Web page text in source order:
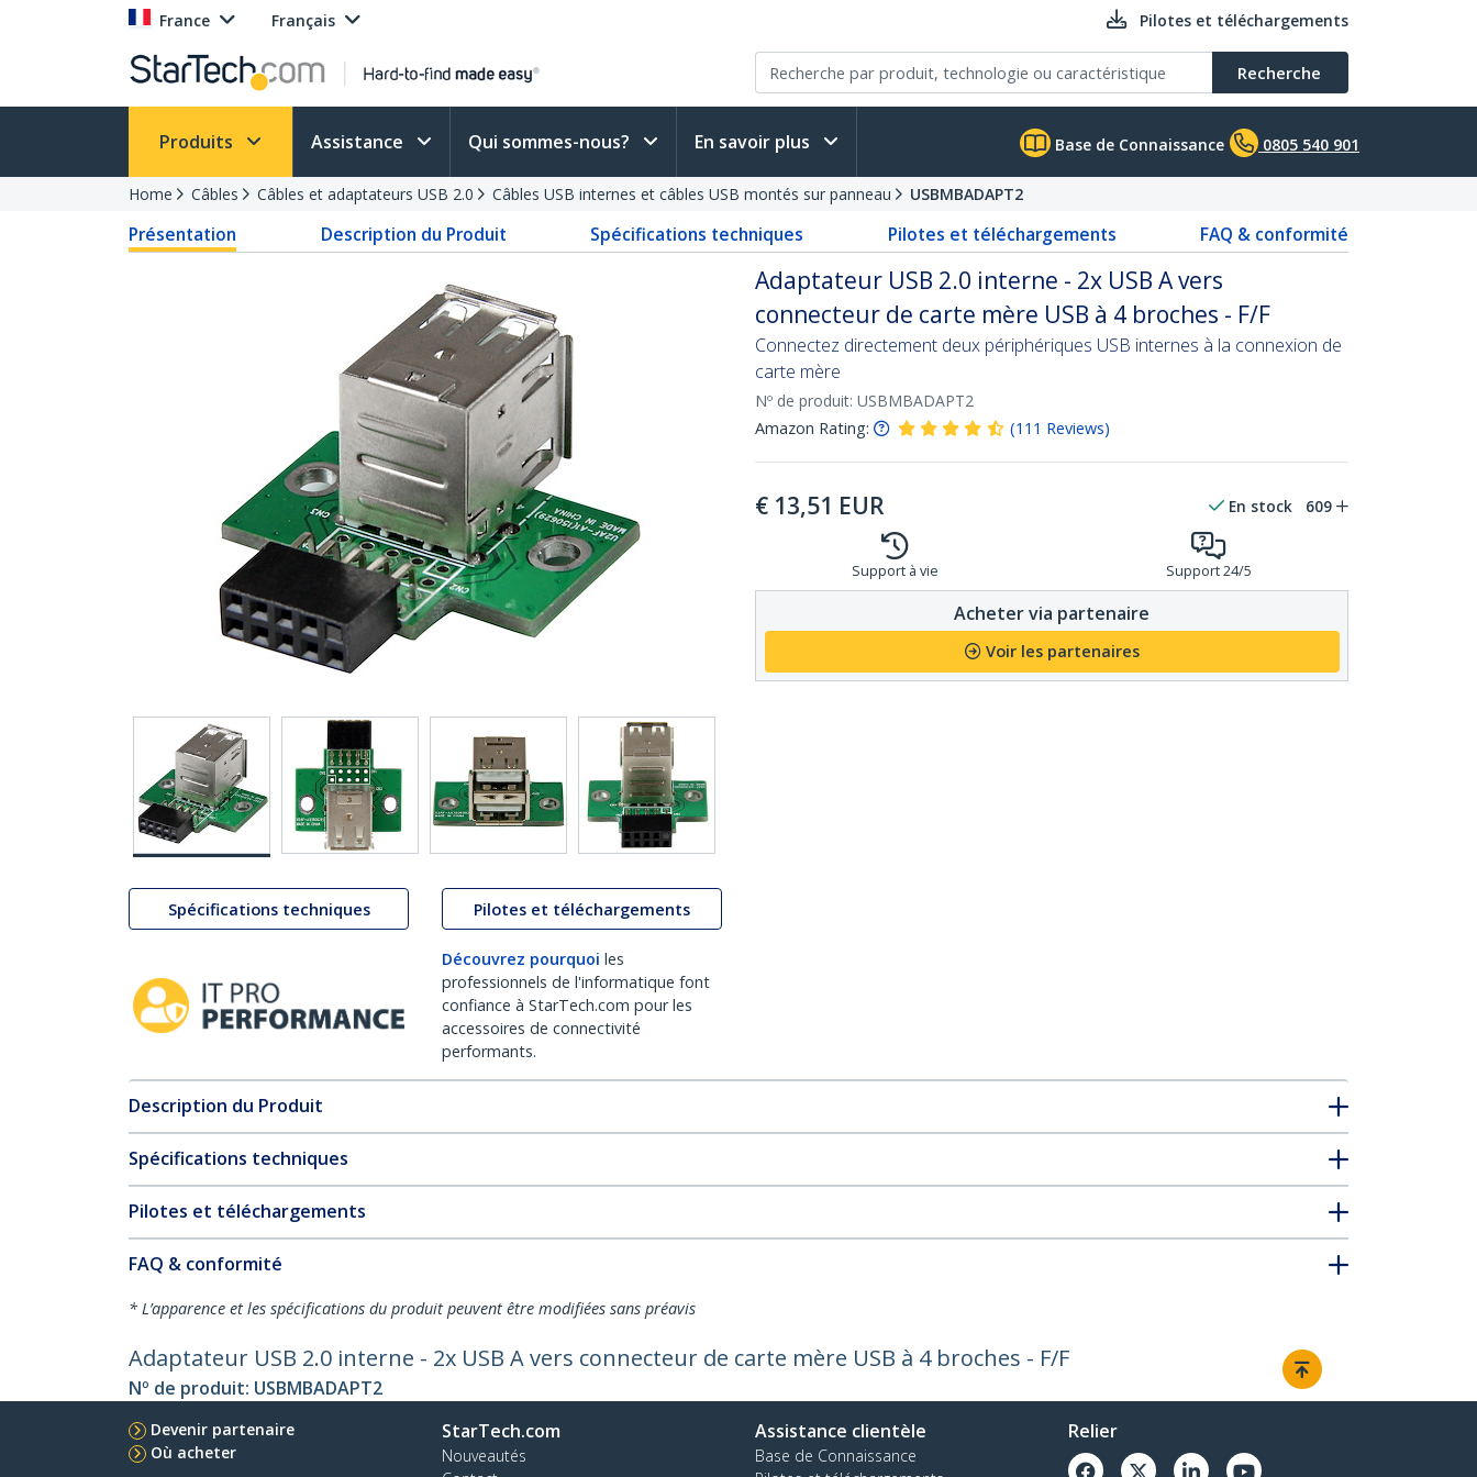
France Français Pilotes et téléchargements
Recherche
Produits Assistance Qui sommes-nous? En savoir plus Base de Connaissance 0805 540 901
Home Câbles Câbles et adaptateurs USB 2.0 Câbles USB internes et câbles USB montés sur panneau USBMBADAPT2
Présentation Description du Produit Spécifications techniques Pilotes et téléchargements FAQ & conformité
Spécifications techniques Pilotes et téléchargements
Découvrez pourquoi les
professionnels de l'informatique font
confiance à StarTech.com pour les
accessoires de connectivité
performants.
Adaptateur USB 2.0 interne - 2x USB A vers
connecteur de carte mère USB à 4 broches - F/F
Connectez directement deux périphériques USB internes à la connexion de
carte mère
Nº de produit: USBMBADAPT2
Amazon Rating:
(111 Reviews)
€ 13,51 EUR En stock 609
Support à vie Support 24/5
Acheter via partenaire
Voir les partenaires
Description du Produit
Spécifications techniques
Pilotes et téléchargements
FAQ & conformité
* L’apparence et les spécifications du produit peuvent être modifiées sans préavis
Adaptateur USB 2.0 interne - 2x USB A vers connecteur de carte mère USB à 4 broches - F/F
Nº de produit: USBMBADAPT2
Devenir partenaire
Où acheter
StarTech.com
Nouveautés
Assistance clientèle
Base de Connaissance
Relier